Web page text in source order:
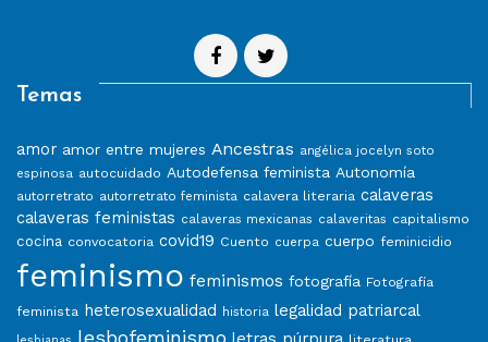
Temas
amor amor entre mujeres Ancestras angélica jocelyn soto
espinosa autocuidado Autodefensa feminista Autonomía
autorretrato autorretrato feminista calavera literaria calaveras
calaveras feministas calaveras mexicanas calaveritas capitalismo
cocina convocatoria covid19 Cuento cuerpa cuerpo feminicidio
feminismo feminismos fotografía Fotografía
feminista heterosexualidad historia legalidad patriarcal
lesbofeminismo